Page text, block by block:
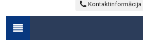
Kontaktinformācija